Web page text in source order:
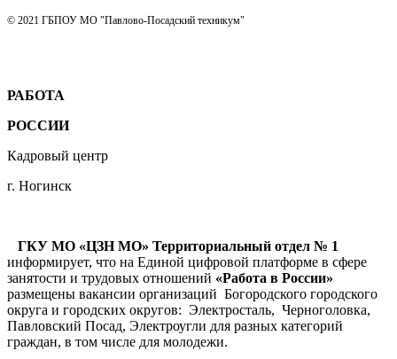
© 2021 ГБПОУ МО "Павлово-Посадский техникум"
РАБОТА
РОССИИ
Кадровый центр
г. Ногинск
ГКУ МО «ЦЗН МО» Территориальный отдел № 1
информирует, что на Единой цифровой платформе в сфере
занятости и трудовых отношений «Работа в России»
размещены вакансии организаций Богородского городского
округа и городских округов: Электросталь, Черноголовка,
Павловский Посад, Электроугли для разных категорий
граждан, в том числе для молодежи.